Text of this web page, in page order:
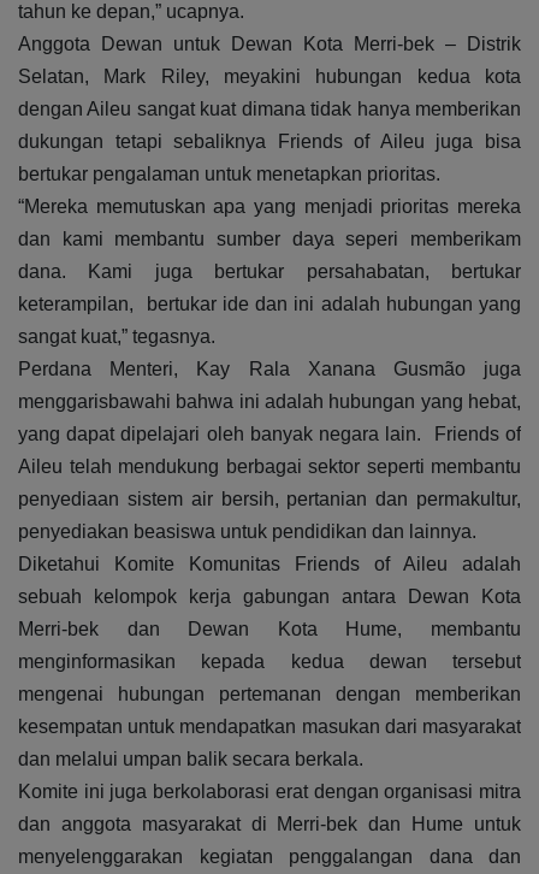
tahun ke depan,” ucapnya.
Anggota Dewan untuk Dewan Kota Merri-bek – Distrik
Selatan, Mark Riley, meyakini hubungan kedua kota
dengan Aileu sangat kuat dimana tidak hanya memberikan
dukungan tetapi sebaliknya Friends of Aileu juga bisa
bertukar pengalaman untuk menetapkan prioritas.
“Mereka memutuskan apa yang menjadi prioritas mereka
dan kami membantu sumber daya seperi memberikam
dana. Kami juga bertukar persahabatan, bertukar
keterampilan, bertukar ide dan ini adalah hubungan yang
sangat kuat,” tegasnya.
Perdana Menteri, Kay Rala Xanana Gusmão juga
menggarisbawahi bahwa ini adalah hubungan yang hebat,
yang dapat dipelajari oleh banyak negara lain. Friends of
Aileu telah mendukung berbagai sektor seperti membantu
penyediaan sistem air bersih, pertanian dan permakultur,
penyediakan beasiswa untuk pendidikan dan lainnya.
Diketahui Komite Komunitas Friends of Aileu adalah
sebuah kelompok kerja gabungan antara Dewan Kota
Merri-bek dan Dewan Kota Hume, membantu
menginformasikan kepada kedua dewan tersebut
mengenai hubungan pertemanan dengan memberikan
kesempatan untuk mendapatkan masukan dari masyarakat
dan melalui umpan balik secara berkala.
Komite ini juga berkolaborasi erat dengan organisasi mitra
dan anggota masyarakat di Merri-bek dan Hume untuk
menyelenggarakan kegiatan penggalangan dana dan